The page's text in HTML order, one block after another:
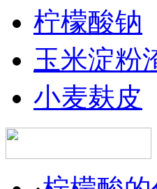
柠檬酸钠
玉米淀粉
小麦麸皮